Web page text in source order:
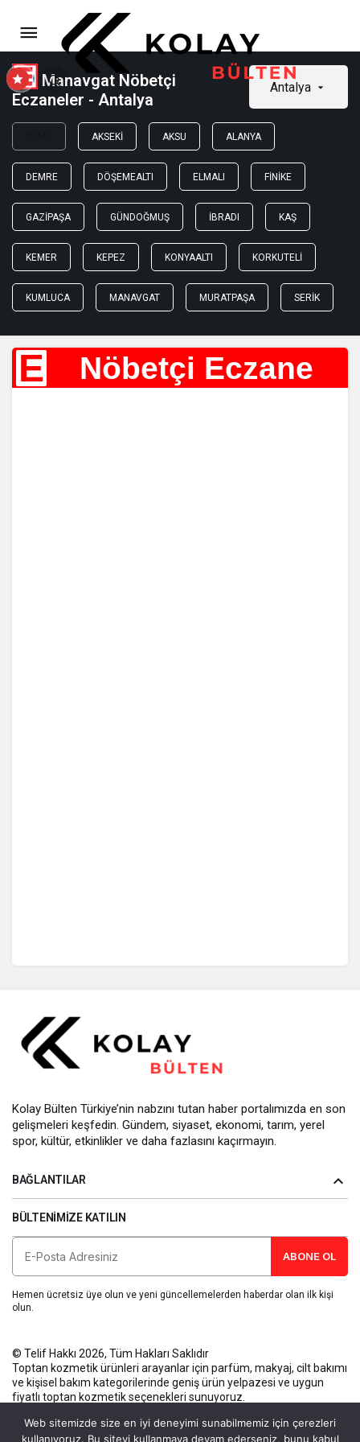
Manavgat Nöbetçi
Eczaneler - Antalya
Antalya
AKSEKI AKSU ALANYA
DEMRE DÖŞEMEALTI ELMALI FINIKE
GAZIPAŞA GÜNDOĞMUŞ İBRADI KAŞ
KEMER KEPEZ KONYAALTI KORKUTELI
KUMLUCA MANAVGAT MURATPAŞA SERIK
E Nöbetçi Eczane
Kolay Bülten Türkiye’nin nabzını tutan haber portalımızda en son
gelişmeleri keşfedin. Gündem, siyaset, ekonomi, tarım, yerel
spor, kültür, etkinlikler ve daha fazlasını kaçırmayın.
BAĞLANTILAR
BÜLTENIMIZE KATILIN
ABONE OL
Hemen ücretsiz üye olun ve yeni güncellemelerden haberdar olan ilk kişi
olun.
© Telif Hakkı 2026, Tüm Hakları Saklıdır
Toptan kozmetik ürünleri arayanlar için parfüm, makyaj, cilt bakımı
ve kişisel bakım kategorilerinde geniş ürün yelpazesi ve uygun
fiyatlı toptan kozmetik seçenekleri sunuyoruz.
Web sitemizde size en iyi deneyimi sunabilmemiz için çerezleri
kullanıyoruz. Bu siteyi kullanmaya devam ederseniz, bunu kabul